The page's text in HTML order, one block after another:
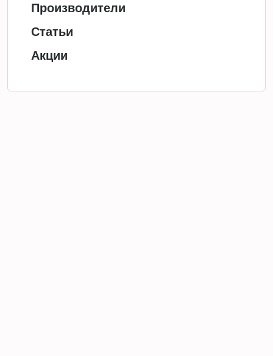
Производители
Статьи
Акции